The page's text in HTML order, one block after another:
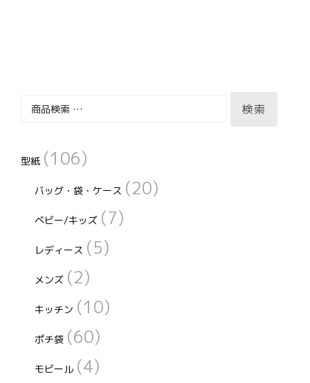
象:
検索
型紙 (106)
バッグ・袋・ケース (20)
ベビー/キッズ (7)
レディース (5)
メンズ (2)
キッチン (10)
ポチ袋 (60)
モビール (4)